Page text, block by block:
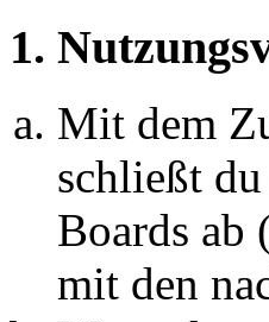
1.
Mit dem
schließt
Boards ab
mit den